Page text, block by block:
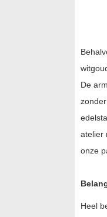
De
atelier
onze
Heel